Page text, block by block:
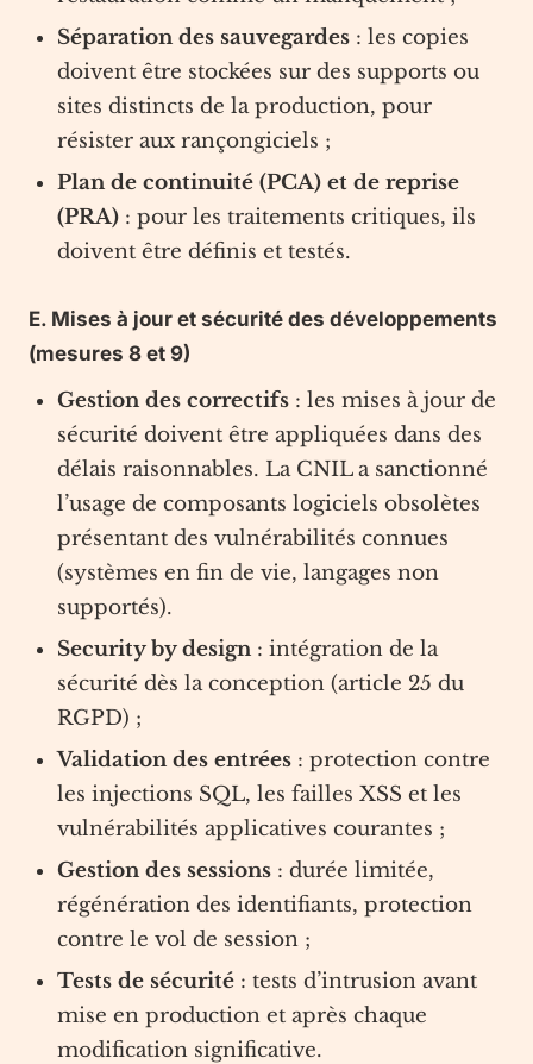
Séparation des sauvegardes : les copies
doivent être stockées sur des supports ou
sites distincts de la production, pour
résister aux rançongiciels ;
Plan de continuité (PCA) et de reprise
(PRA) : pour les traitements critiques, ils
doivent être définis et testés.
E. Mises à jour et sécurité des développements
(mesures 8 et 9)
Gestion des correctifs : les mises à jour de
sécurité doivent être appliquées dans des
délais raisonnables. La CNIL a sanctionné
l’usage de composants logiciels obsolètes
présentant des vulnérabilités connues
(systèmes en fin de vie, langages non
supportés).
Security by design : intégration de la
sécurité dès la conception (article 25 du
RGPD) ;
Validation des entrées : protection contre
les injections SQL, les failles XSS et les
vulnérabilités applicatives courantes ;
Gestion des sessions : durée limitée,
régénération des identifiants, protection
contre le vol de session ;
Tests de sécurité : tests d’intrusion avant
mise en production et après chaque
modification significative.